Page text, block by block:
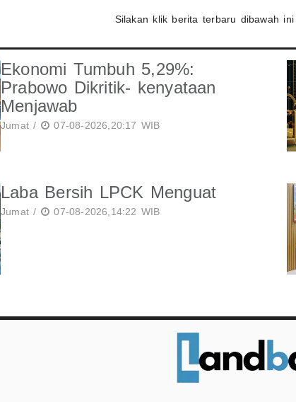
Silakan klik berita terbaru dibawah ini
Ekonomi Tumbuh 5,29%:
Prabowo Dikritik- kenyataan
Menjawab
Jumat / 07-08-2026,20:17 WIB
Laba Bersih LPCK Menguat
Jumat / 07-08-2026,14:22 WIB